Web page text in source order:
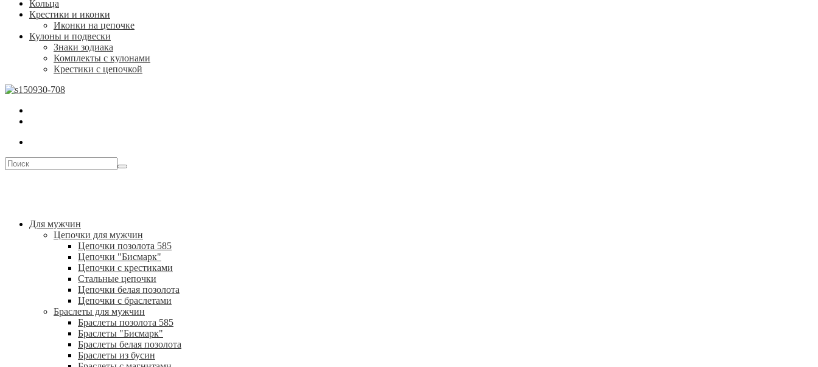
Кольца
Крестики и иконки
Иконки на цепочке
Кулоны и подвески
Знаки зодиака
Комплекты с кулонами
Крестики с цепочкой
Для мужчин
Цепочки для мужчин
Цепочки позолота 585
Цепочки "Бисмарк"
Цепочки с крестиками
Стальные цепочки
Цепочки белая позолота
Цепочки с браслетами
Браслеты для мужчин
Браслеты позолота 585
Браслеты "Бисмарк"
Браслеты белая позолота
Браслеты из бусин